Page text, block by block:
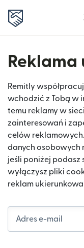
Remitly
wchodzić z Tobą w
temu reklamy w
zainteresowań i
celów
danych osobowych
jeśli poniżej podasz
wyłączysz pliki
reklam
Adres e-mail